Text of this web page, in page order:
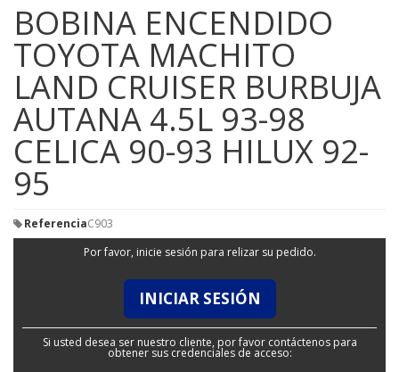
BOBINA ENCENDIDO
TOYOTA MACHITO
LAND CRUISER BURBUJA
AUTANA 4.5L 93-98
CELICA 90-93 HILUX 92-
95
ReferenciaC903
Por favor, inicie sesión para relizar su pedido.
INICIAR SESIÓN
Si usted desea ser nuestro cliente, por favor contáctenos para
obtener sus credenciales de acceso: